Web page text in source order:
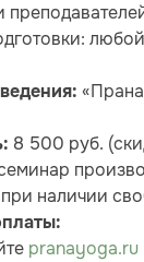
8 500 руб.
наличии
pranayoga.ru